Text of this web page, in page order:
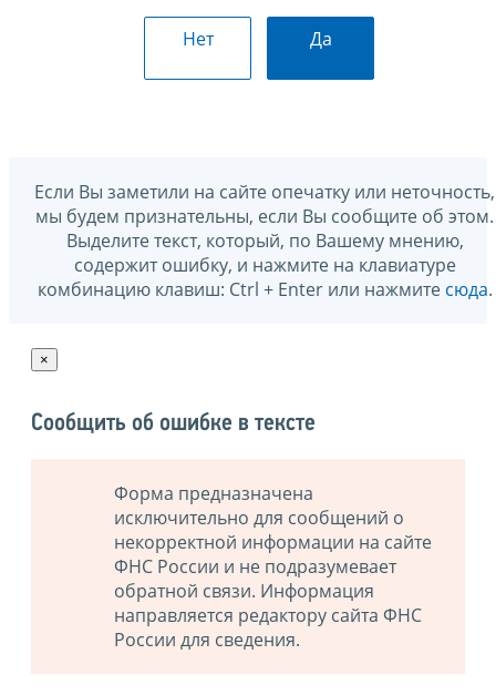
Нет Да
Если Вы заметили на сайте опечатку или неточность,
мы будем признательны, если Вы сообщите об этом.
Выделите текст, который, по Вашему мнению,
содержит ошибку, и нажмите на клавиатуре
комбинацию клавиш: Ctrl + Enter или нажмите сюда.
×
Сообщить об ошибке в тексте
Форма предназначена
исключительно для сообщений о
некорректной информации на сайте
ФНС России и не подразумевает
обратной связи. Информация
направляется редактору сайта ФНС
России для сведения.